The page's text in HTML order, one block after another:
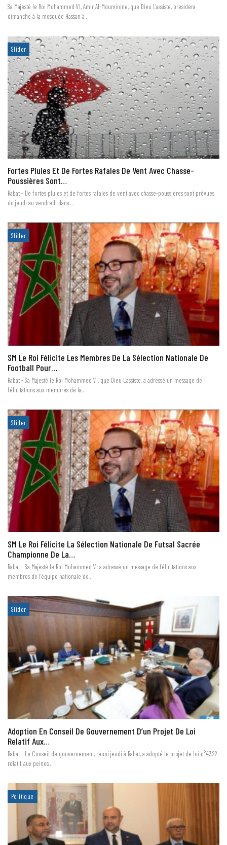
Sa Majesté le Roi Mohammed VI, Amir Al-Mouminine, que Dieu L'assiste, présidera
dimanche à la mosquée Hassan à…
Slider
Fortes Pluies Et De Fortes Rafales De Vent Avec Chasse-
Poussières Sont…
Rabat - De fortes pluies et de fortes rafales de vent avec chasse-poussières sont prévues
du jeudi au vendredi dans…
Slider
SM Le Roi Félicite Les Membres De La Sélection Nationale De
Football Pour…
Rabat - Sa Majesté le Roi Mohammed VI, que Dieu L'assiste, a adressé un message de
félicitations aux membres de la…
Slider
SM Le Roi Félicite La Sélection Nationale De Futsal Sacrée
Championne De La…
Rabat - Sa Majesté le Roi Mohammed VI a adressé un message de félicitations aux
membres de l'équipe nationale de…
Slider
Adoption En Conseil De Gouvernement D’un Projet De Loi
Relatif Aux…
Rabat - Le Conseil de gouvernement, réuni jeudi à Rabat, a adopté le projet de loi n°43.22
relatif aux peines…
Politique